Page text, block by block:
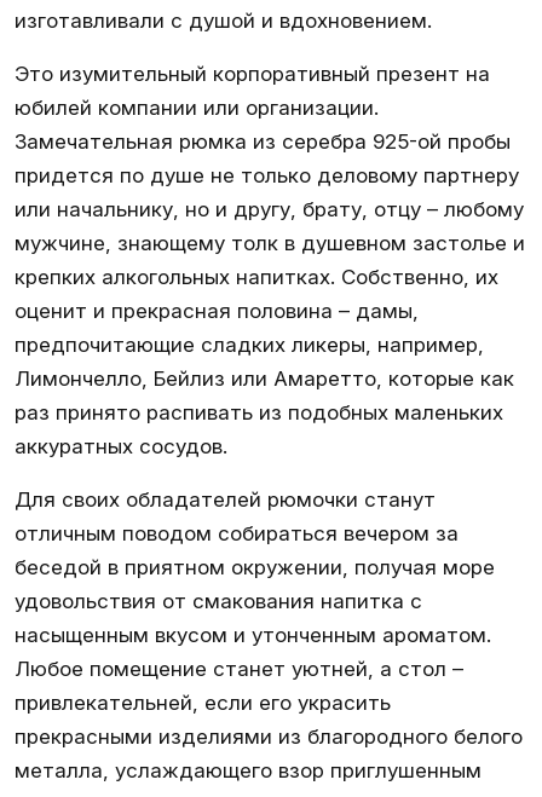
изготавливали с душой и вдохновением.
Это изумительный корпоративный презент на
юбилей компании или организации.
Замечательная рюмка из серебра 925-ой пробы
придется по душе не только деловому партнеру
или начальнику, но и другу, брату, отцу – любому
мужчине, знающему толк в душевном застолье и
крепких алкогольных напитках. Собственно, их
оценит и прекрасная половина – дамы,
предпочитающие сладких ликеры, например,
Лимончелло, Бейлиз или Амаретто, которые как
раз принято распивать из подобных маленьких
аккуратных сосудов.
Для своих обладателей рюмочки станут
отличным поводом собираться вечером за
беседой в приятном окружении, получая море
удовольствия от смакования напитка с
насыщенным вкусом и утонченным ароматом.
Любое помещение станет уютней, а стол –
привлекательней, если его украсить
прекрасными изделиями из благородного белого
металла, услаждающего взор приглушенным